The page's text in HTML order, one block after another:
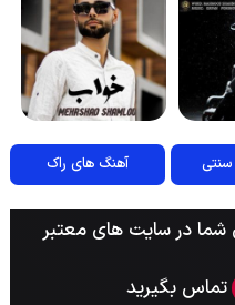
آهنگ های راک
در سایت های معتبر
تماس بگیرید